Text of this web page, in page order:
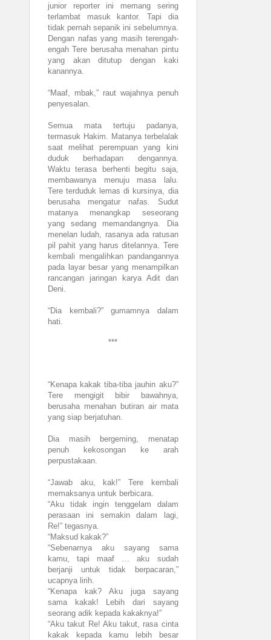
junior reporter ini memang sering
terlambat masuk kantor. Tapi dia
tidak pernah sepanik ini sebelumnya.
Dengan nafas yang masih terengah-
engah Tere berusaha menahan pintu
yang akan ditutup dengan kaki
kanannya.
“Maaf, mbak,” raut wajahnya penuh
penyesalan.
Semua mata tertuju padanya,
termasuk Hakim. Matanya terbelalak
saat melihat perempuan yang kini
duduk berhadapan dengannya.
Waktu terasa berhenti begitu saja,
membawanya menuju masa lalu.
Tere terduduk lemas di kursinya, dia
berusaha mengatur nafas. Sudut
matanya menangkap seseorang
yang sedang memandangnya. Dia
menelan ludah, rasanya ada ratusan
pil pahit yang harus ditelannya. Tere
kembali mengalihkan pandangannya
pada layar besar yang menampilkan
rancangan jaringan karya Adit dan
Deni.
“Dia kembali?” gumamnya dalam
hati.
***
“Kenapa kakak tiba-tiba jauhin aku?”
Tere mengigit bibir bawahnya,
berusaha menahan butiran air mata
yang siap berjatuhan.
Dia masih bergeming, menatap
penuh kekosongan ke arah
perpustakaan.
“Jawab aku, kak!” Tere kembali
memaksanya untuk berbicara.
“Aku tidak ingin tenggelam dalam
perasaan ini semakin dalam lagi,
Re!” tegasnya.
“Maksud kakak?”
“Sebenarnya aku sayang sama
kamu, tapi maaf … aku sudah
berjanji untuk tidak berpacaran,”
ucapnya lirih.
“Kenapa kak? Aku juga sayang
sama kakak! Lebih dari sayang
seorang adik kepada kakaknya!”
“Aku takut Re! Aku takut, rasa cinta
kakak kepada kamu lebih besar